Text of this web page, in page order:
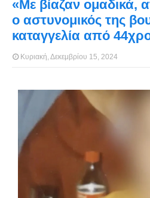
«Με βίαζαν ομαδικά,
ο αστυνομικός της
καταγγελία από
Κυριακή, Δεκεμβρίου 15, 2024